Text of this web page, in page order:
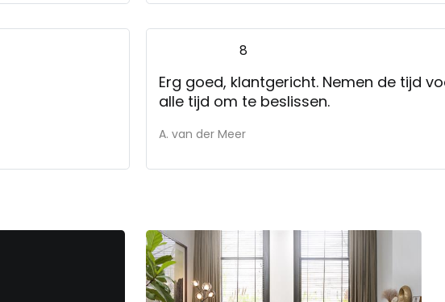
8
Erg goed, klantgericht. Nemen de tijd
alle tijd om te beslissen.
A. van der Meer